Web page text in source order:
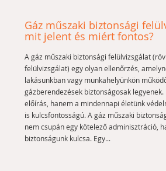
Gáz műszaki biztonsági
mit jelent és miért fontos?
A gáz műszaki biztonsági felülvizsgálat
felülvizsgálat) egy olyan ellenőrzés,
lakásunkban vagy munkahelyünkön
gázberendezések biztonságosak legyenek.
előírás, hanem a mindennapi életünk
is kulcsfontosságú. A gáz műszaki
nem csupán egy kötelező adminisztráció,
biztonságunk kulcsa. Egy...